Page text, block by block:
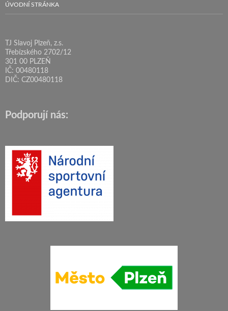
ÚVODNÍ STRÁNKA
TJ Slavoj Plzeň, z.s.
Třebízského 2702/12
301 00 PLZEŇ
IČ: 00480118
DIČ: CZ00480118
Podporují nás: